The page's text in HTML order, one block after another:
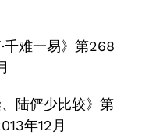
难一易》第268
陆俨少比较》第
年12月